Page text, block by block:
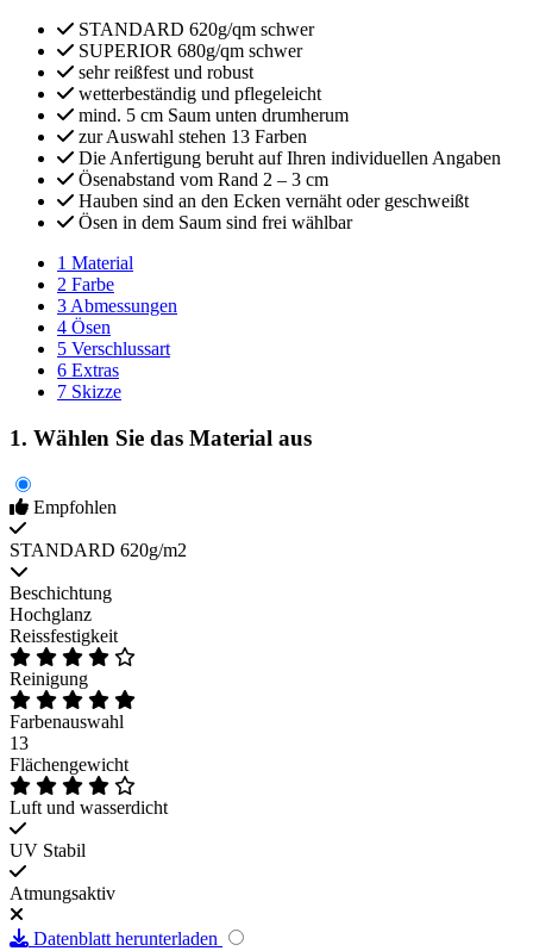
STANDARD 620g/qm schwer
SUPERIOR 680g/qm schwer
sehr reißfest und robust
wetterbeständig und pflegeleicht
mind. 5 cm Saum unten drumherum
zur Auswahl stehen 13 Farben
Die Anfertigung beruht auf Ihren individuellen Angaben
Ösenabstand vom Rand 2 – 3 cm
Hauben sind an den Ecken vernäht oder geschweißt
Ösen in dem Saum sind frei wählbar
1 Material
2 Farbe
3 Abmessungen
4 Ösen
5 Verschlussart
6 Extras
7 Skizze
1. Wählen Sie das Material aus
Empfohlen
STANDARD 620g/m2
Beschichtung
Hochglanz
Reissfestigkeit
Reinigung
Farbenauswahl
13
Flächengewicht
Luft und wasserdicht
UV Stabil
Atmungsaktiv
Datenblatt herunterladen